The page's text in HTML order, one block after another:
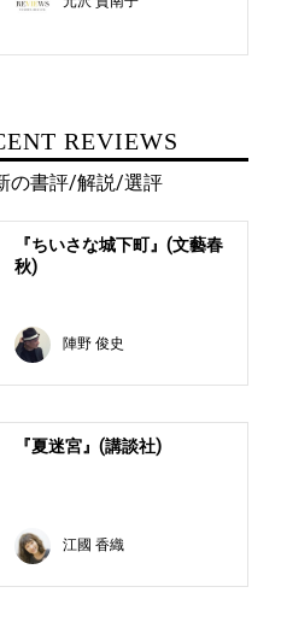
REVIEWS
の書評/解説/選評
『ちいさな城下町』(文藝春
秋)
陣野 俊史
『夏迷宮』(講談社)
江國 香織